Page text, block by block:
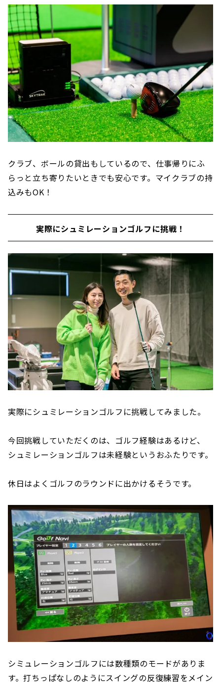
クラブ、ボールの貸出もしているので、仕事帰りにふ
らっと立ち寄りたいときでも安心です。マイクラブの持
込みもOK！
実際にシュミレーションゴルフに挑戦！
実際にシュミレーションゴルフに挑戦してみました。
今回挑戦していただくのは、ゴルフ経験はあるけど、
シュミレーションゴルフは未経験というおふたりです。
休日はよくゴルフのラウンドに出かけるそうです。
シミュレーションゴルフには数種類のモードがありま
す。打ちっぱなしのようにスイングの反復練習をメイン